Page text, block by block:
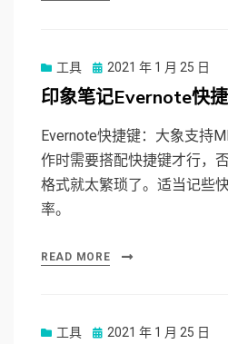
工具
Posted
on
2021 年 1 月 25 日
印象笔记Evernote快
Evernote快捷键：大象支持
作时需要搭配快捷键才行，
格式就太繁琐了。适当记些
率。
READ MORE
工具
Posted
2021 年 1 月 25 日